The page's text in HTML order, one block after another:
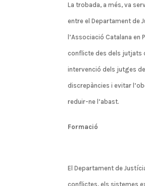
La trobada, a més, va
entre el Departament de
l’Associació Catalana
conflicte des dels jutjats
intervenció dels jutges
discrepàncies i evitar
reduir-ne l’abast.
Formació
El Departament de
conflictes, els sistemes